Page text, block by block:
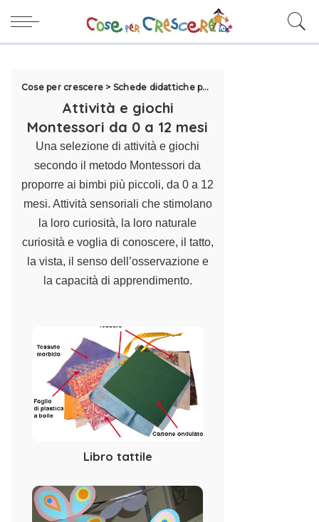
Cose per crescere > Schede didattiche per la scuola
Attività e giochi
Montessori da 0 a 12 mesi
Una selezione di attività e giochi
secondo il metodo Montessori da
proporre ai bimbi più piccoli, da 0 a 12
mesi. Attività sensoriali che stimolano
la loro curiosità, la loro naturale
curiosità e voglia di conoscere, il tatto,
la vista, il senso dell’osservazione e
la capacità di apprendimento.
Libro tattile